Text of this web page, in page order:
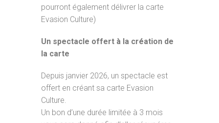
pourront également délivrer la carte
Evasion Culture)
Un spectacle offert à la création de
la carte
Depuis janvier 2026, un spectacle est
offert en créant sa carte Evasion
Culture.
Un bon d’une durée limitée à 3 mois